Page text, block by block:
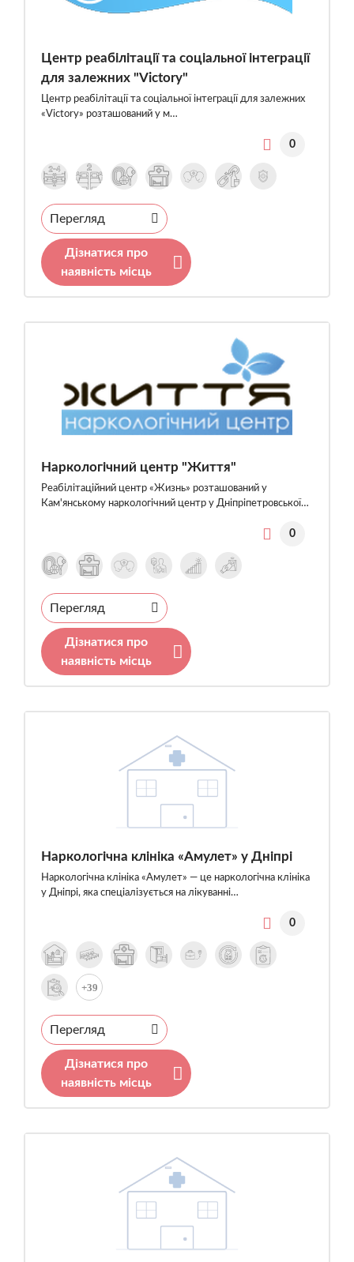
Центр реабілітації та соціальної інтеграції
для залежних "Victory"
Центр реабілітації та соціальної інтеграції для залежних
«Victory» розташований у м…
0
Перегляд
Дізнатися про
наявність місць
Наркологічний центр "Життя"
Реабілітаційний центр «Жизнь» розташований у
Кам'янському наркологічний центр у Дніпріпетровської…
0
Перегляд
Дізнатися про
наявність місць
Наркологічна клініка «Амулет» у Дніпрі
Наркологічна клініка «Амулет» — це наркологічна клініка
у Дніпрі, яка спеціалізується на лікуванні…
0
+39
Перегляд
Дізнатися про
наявність місць